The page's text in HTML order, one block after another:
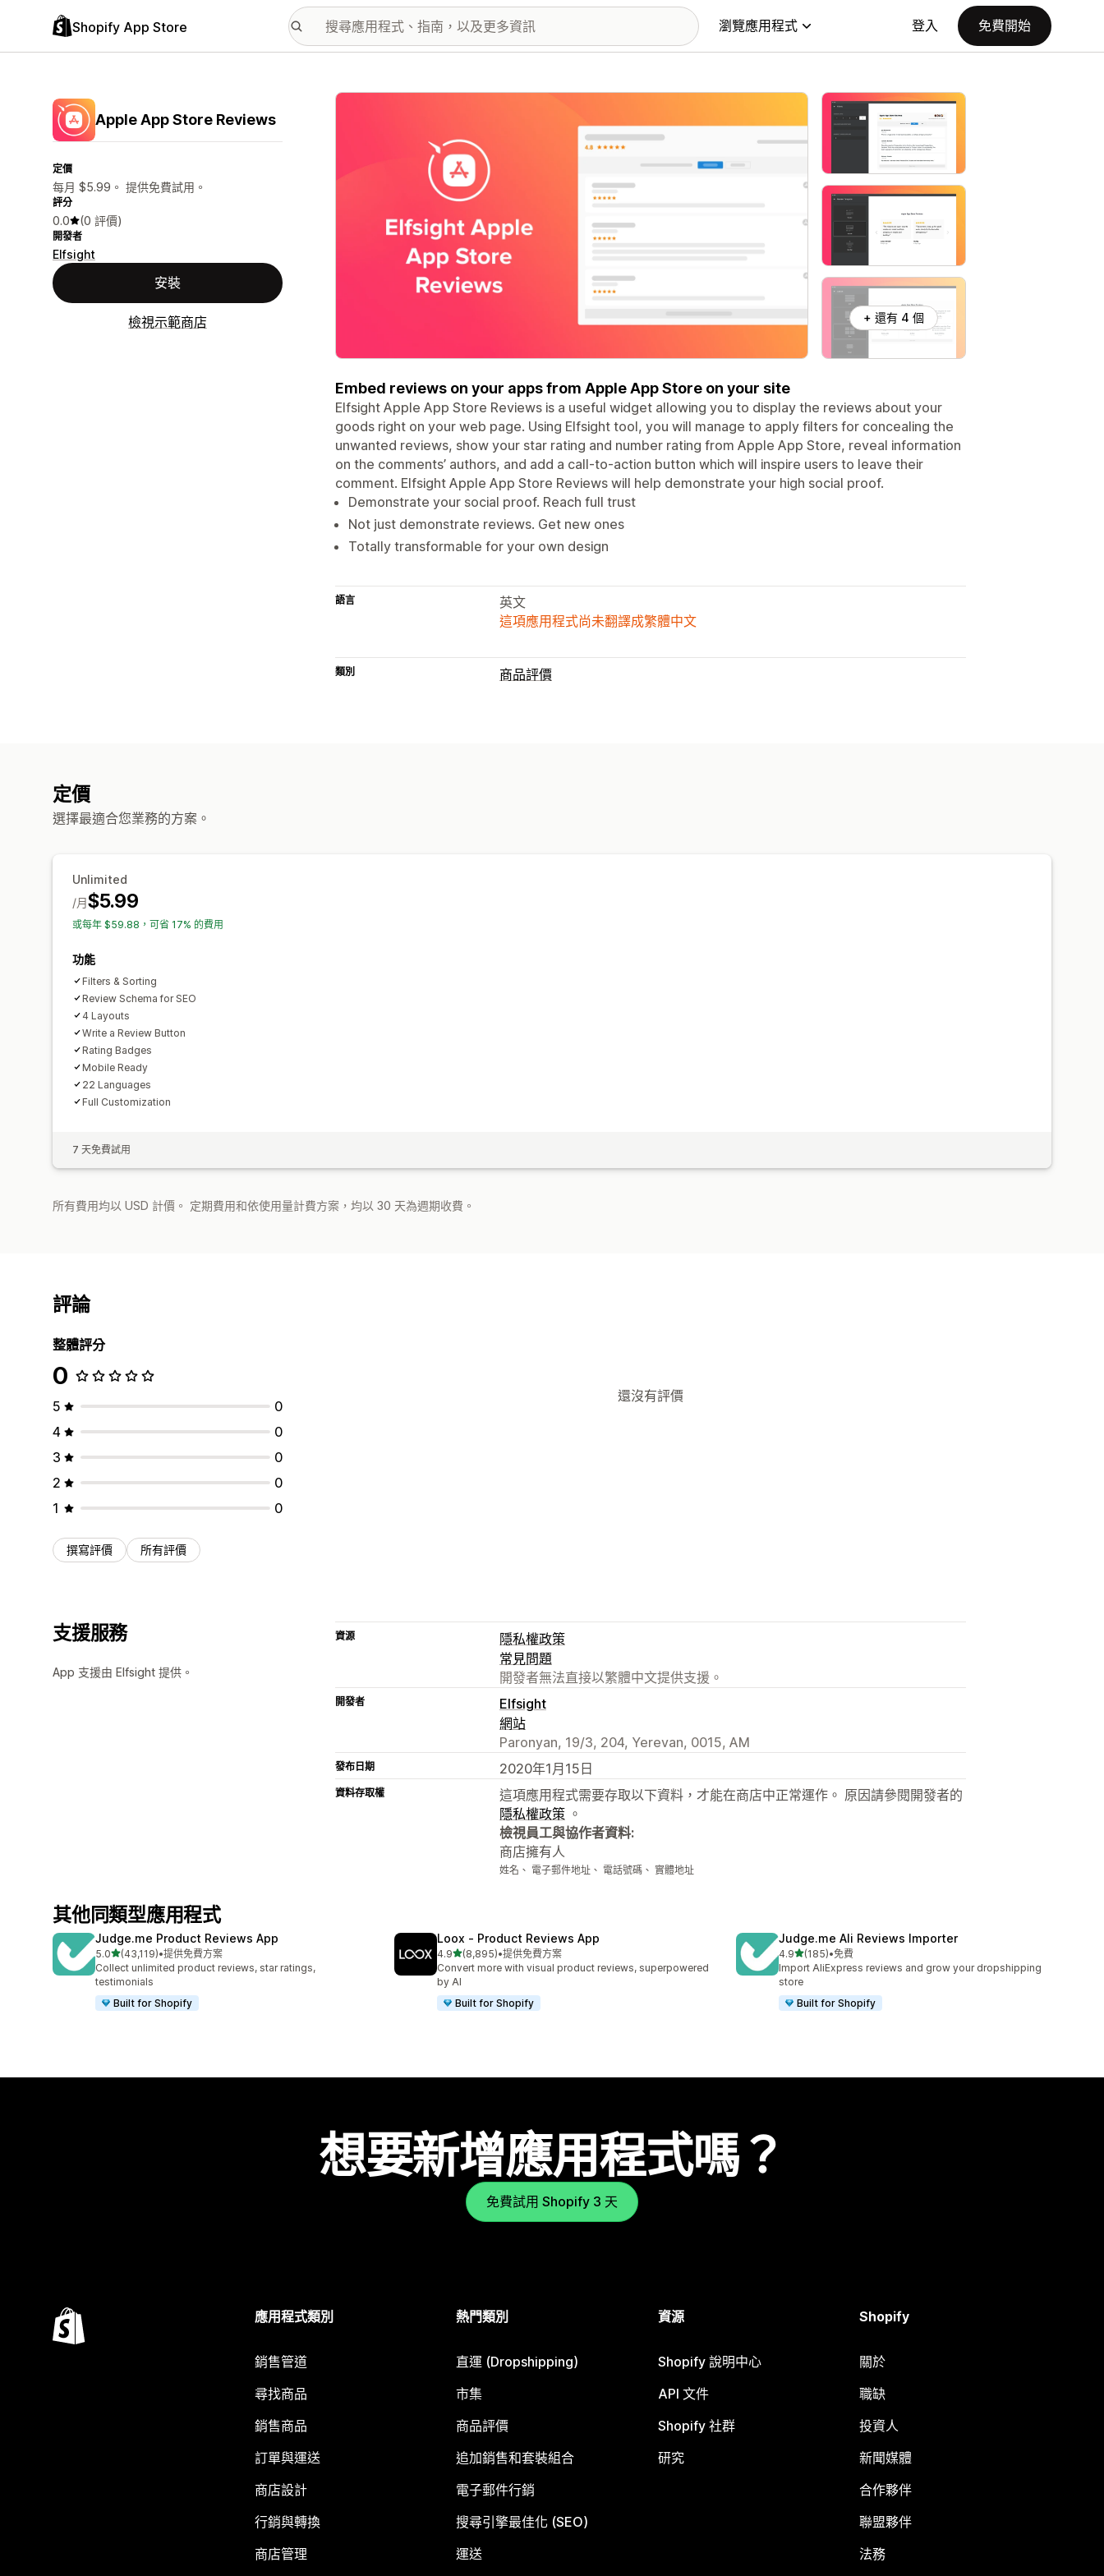
Shopify App Store 瀏覽應用程式 登入 免費開始
Apple App Store Reviews
定價
每月 $5.99。 提供免費試用。
評分
0.0 (0 評價)
開發者
Elfsight
安裝
檢視示範商店
主要圖片圖庫
+ 還有 4 個
Embed reviews on your apps from Apple App Store on your site
Elfsight Apple App Store Reviews is a useful widget allowing you to display the reviews about your
goods right on your web page. Using Elfsight tool, you will manage to apply filters for concealing the
unwanted reviews, show your star rating and number rating from Apple App Store, reveal information
on the comments’ authors, and add a call-to-action button which will inspire users to leave their
comment. Elfsight Apple App Store Reviews will help demonstrate your high social proof.
Demonstrate your social proof. Reach full trust
Not just demonstrate reviews. Get new ones
Totally transformable for your own design
語言
英文
這項應用程式尚未翻譯成繁體中文
類別 商品評價
定價
選擇最適合您業務的方案。
Unlimited
$5.99
/月
或每年 $59.88，可省 17% 的費用
功能
Filters & Sorting
Review Schema for SEO
4 Layouts
Write a Review Button
Rating Badges
Mobile Ready
22 Languages
Full Customization
7 天免費試用
所有費用均以 USD 計價。 定期費用和依使用量計費方案，均以 30 天為週期收費。
評論
整體評分
0
5
0
4
0
3
0
2
0
1
0
撰寫評價 所有評價
還沒有評價
支援服務
App 支援由 Elfsight 提供。
資源
隱私權政策
常見問題
開發者無法直接以繁體中文提供支援。
開發者
Elfsight
網站
Paronyan, 19/3, 204, Yerevan, 0015, AM
發布日期 2020年1月15日
資料存取權
這項應用程式需要存取以下資料，才能在商店中正常運作。 原因請參閱開發者的
隱私權政策 。
檢視員工與協作者資料:
商店擁有人
姓名、 電子郵件地址、 電話號碼、 實體地址
其他同類型應用程式
Judge.me Product Reviews App
5.0滿分 5 顆星
(43,119)
共有 43119 則評價
•提供免費方案
Collect unlimited product reviews, star ratings,
testimonials
Built for Shopify
Loox ‑ Product Reviews App
4.9滿分 5 顆星
(8,895)
共有 8895 則評價
•提供免費方案
Convert more with visual product reviews, superpowered
by AI
Built for Shopify
Judge.me Ali Reviews Importer
4.9滿分 5 顆星
(185)
共有 185 則評價
•免費
Import AliExpress reviews and grow your dropshipping
store
Built for Shopify
想要新增應用程式嗎？
免費試用 Shopify 3 天
應用程式類別
銷售管道
尋找商品
銷售商品
訂單與運送
商店設計
行銷與轉換
商店管理
熱門類別
直運 (Dropshipping)
市集
商品評價
追加銷售和套裝組合
電子郵件行銷
搜尋引擎最佳化 (SEO)
運送
資源
Shopify 說明中心
API 文件
Shopify 社群
研究
Shopify
關於
職缺
投資人
新聞媒體
合作夥伴
聯盟夥伴
法務